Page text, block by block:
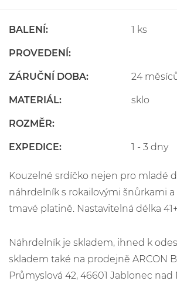
BALENÍ: 1 ks
PROVEDENÍ:
ZÁRUČNÍ DOBA: 24
MATERIÁL: sklo
ROZMĚR:
EXPEDICE: 1 - 3 dny
Kouzelné srdíčko nejen pro mladé
náhrdelník s rokailovými šnůrkami
tmavé platině. Nastavitelná délka
Náhrdelník je skladem, ihned k
skladem také na prodejně ARCON
Průmyslová 42, 46601 Jablonec nad